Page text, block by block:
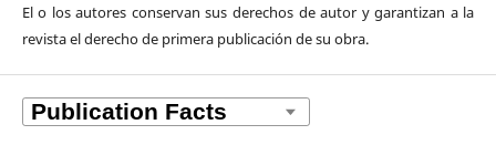
El o los autores conservan sus derechos de autor y garantizan a la
revista el derecho de primera publicación de su obra.